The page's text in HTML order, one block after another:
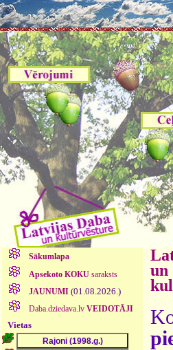
Sākumlapa
Apsekoto KOKUsaraksts
JAUNUMI (01.08.2026.)
Daba.dziedava.lv VEIDOTĀJI
Vietas
un